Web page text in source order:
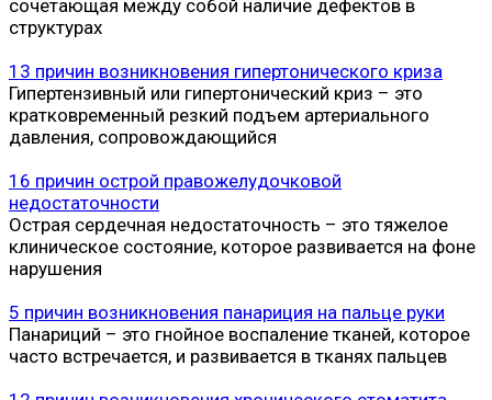
сочетающая между собой наличие дефектов в
структурах
13 причин возникновения гипертонического криза
Гипертензивный или гипертонический криз – это
кратковременный резкий подъем артериального
давления, сопровождающийся
16 причин острой правожелудочковой
недостаточности
Острая сердечная недостаточность – это тяжелое
клиническое состояние, которое развивается на фоне
нарушения
5 причин возникновения панариция на пальце руки
Панариций – это гнойное воспаление тканей, которое
часто встречается, и развивается в тканях пальцев